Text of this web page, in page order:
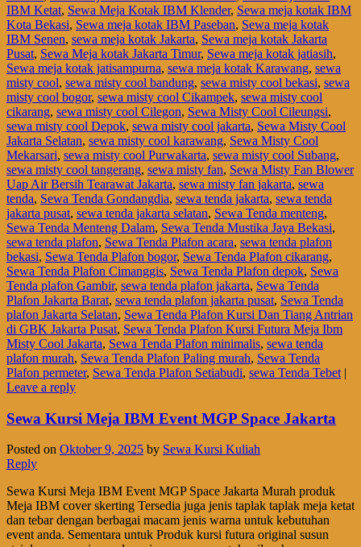
IBM Ketat, Sewa Meja Kotak IBM Klender, Sewa meja kotak IBM
Kota Bekasi, Sewa meja kotak IBM Paseban, Sewa meja kotak
IBM Senen, sewa meja kotak Jakarta, Sewa meja kotak Jakarta
Pusat, Sewa Meja kotak Jakarta Timur, Sewa meja kotak jatiasih,
Sewa meja kotak jatisampurna, sewa meja kotak Karawang, sewa
misty cool, sewa misty cool bandung, sewa misty cool bekasi, sewa
misty cool bogor, sewa misty cool Cikampek, sewa misty cool
cikarang, sewa misty cool Cilegon, Sewa Misty Cool Cileungsi,
sewa misty cool Depok, sewa misty cool jakarta, Sewa Misty Cool
Jakarta Selatan, sewa misty cool karawang, Sewa Misty Cool
Mekarsari, sewa misty cool Purwakarta, sewa misty cool Subang,
sewa misty cool tangerang, sewa misty fan, Sewa Misty Fan Blower
Uap Air Bersih Tearawat Jakarta, sewa misty fan jakarta, sewa
tenda, Sewa Tenda Gondangdia, sewa tenda jakarta, sewa tenda
jakarta pusat, sewa tenda jakarta selatan, Sewa Tenda menteng,
Sewa Tenda Menteng Dalam, Sewa Tenda Mustika Jaya Bekasi,
sewa tenda plafon, Sewa Tenda Plafon acara, sewa tenda plafon
bekasi, Sewa Tenda Plafon bogor, Sewa Tenda Plafon cikarang,
Sewa Tenda Plafon Cimanggis, Sewa Tenda Plafon depok, Sewa
Tenda plafon Gambir, sewa tenda plafon jakarta, Sewa Tenda
Plafon Jakarta Barat, sewa tenda plafon jakarta pusat, Sewa Tenda
plafon Jakarta Selatan, Sewa Tenda Plafon Kursi Dan Tiang Antrian
di GBK Jakarta Pusat, Sewa Tenda Plafon Kursi Futura Meja Ibm
Misty Cool Jakarta, Sewa Tenda Plafon minimalis, sewa tenda
plafon murah, Sewa Tenda Plafon Paling murah, Sewa Tenda
Plafon permeter, Sewa Tenda Plafon Setiabudi, sewa Tenda Tebet |
Leave a reply
Sewa Kursi Meja IBM Event MGP Space Jakarta
Posted on Oktober 9, 2025 by Sewa Kursi Kuliah
Reply
Sewa Kursi Meja IBM Event MGP Space Jakarta Murah produk
Meja IBM cover skerting Tersedia juga jenis taplak taplak meja ketat
dan tebar dengan berbagai macam jenis warna untuk kebutuhan
event anda. Sementara untuk Produk kursi futura original susun